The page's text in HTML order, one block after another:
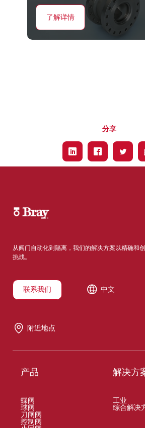
了解详情
分享
从阀门自动化到隔离，我们的解决方案以精确和
挑战。
联系我们 中文
附近地点
产品
蝶阀
球阀
刀闸阀
控制阀
解决方
工业
综合解决